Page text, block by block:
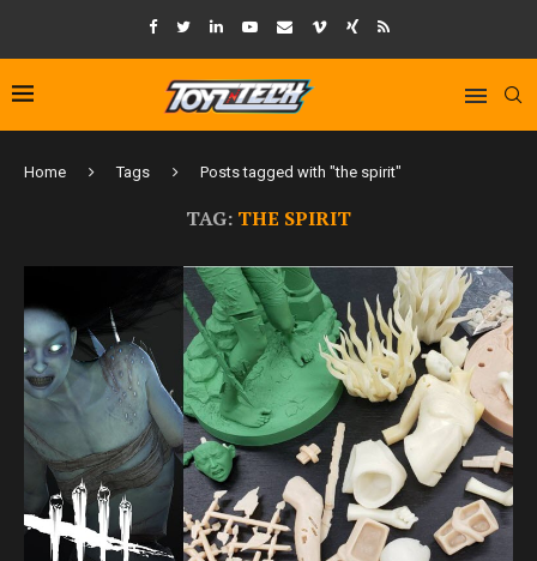
Home Tags Posts tagged with "the spirit"
TAG: THE SPIRIT